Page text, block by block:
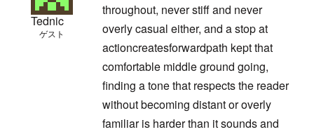
Tednic
ゲスト
throughout, never stiff and never
overly casual either, and a stop at
actioncreatesforwardpath kept that
comfortable middle ground going,
finding a tone that respects the reader
without becoming distant or overly
familiar is harder than it sounds and